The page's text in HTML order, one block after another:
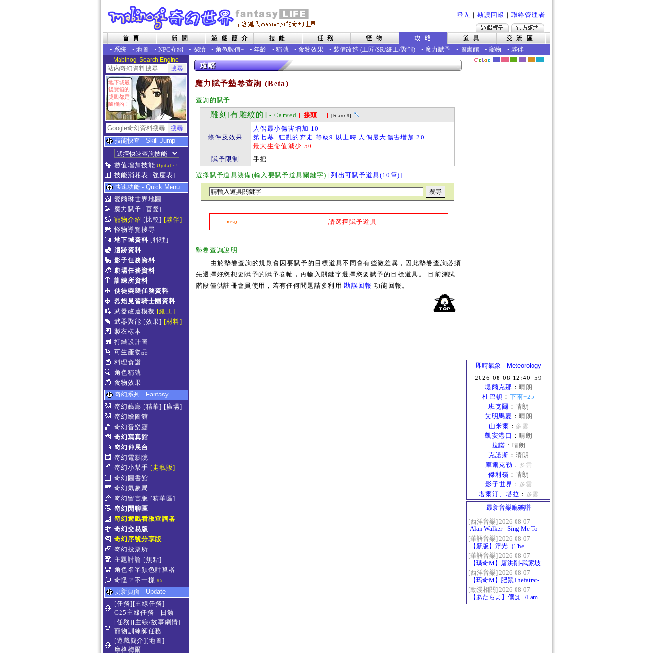
登入 ｜ 勘誤回報 ｜ 聯絡管理者
• 系統 • 地圖 • NPC介紹 • 探險 • 角色數值+ • 年齡 • 稱號 • 食物效果 • 裝備改造 (工匠/SR/細工/聚能) • 魔力賦予 • 圖書館 • 寵物 • 夥伴
Mabinogi Search Engine
地下城最
後寶箱的
獎勵都是
隨機的！
技能快查 - Skill Jump
數值增加技能 Update !
技能消耗表 [強度表]
快速功能 - Quick Menu
愛爾琳世界地圖
魔力賦予 [喜愛]
寵物介紹 [比較] [夥伴]
怪物導覽搜尋
地下城資料 [料理]
遺跡資料
影子任務資料
劇場任務資料
訓練所資料
使徒突襲任務資料
烈焰見習騎士團資料
武器改造模擬 [細工]
武器聚能 [效果] [材料]
製衣樣本
打鐵設計圖
可生產物品
料理食譜
角色稱號
食物效果
奇幻系列 - Fantasy
奇幻藝廊 [精華] [廣場]
奇幻繪圖館
奇幻音樂廳
奇幻寫真館
奇幻伸展台
奇幻電影院
奇幻小幫手 [走私販]
奇幻圖書館
奇幻氣象局
奇幻留言版 [精華區]
奇幻閒聊區
奇幻遊戲看板查詢器
奇幻交易版
奇幻序號分享版
奇幻投票所
主題討論 [焦點]
角色名字顏色計算器
奇怪？不一樣 #5
更新頁面 - Update
[任務][主線任務]
G25主線任務 - 日蝕
[任務][主線/故事劇情]
寵物訓練師任務
[遊戲簡介][地圖]
摩格梅爾
魔力賦予墊卷查詢 (Beta)
查詢的賦予
雕刻[有雕紋的] - Carved [ 接頭 ] [Rank9]
條件及效果
人偶最小傷害增加 10
第七幕: 狂亂的奔走 等級9 以上時 人偶最大傷害增加 20
最大生命值減少 50
賦予限制
手把
選擇賦予道具裝備(輸入要賦予道具關鍵字) [列出可賦予道具(10筆)]
msg. 請選擇賦予道具
墊卷查詢說明
由於墊卷查詢的規則會因要賦予的目標道具不同會有些微差異，因此墊卷查詢必須
先選擇好您想要賦予的賦予卷軸，再輸入關鍵字選擇您要賦予的目標道具。 目前測試
階段僅供註冊會員使用，若有任何問題請多利用勘誤回報 功能回報。
即時氣象 - Meteorology
2026-08-08 12:40~59
堤爾克那 ： 晴朗
杜巴頓 ： 下雨+25
班克爾 ： 晴朗
艾明馬夏 ： 晴朗
山米爾 ： 多雲
凱安港口 ： 晴朗
拉諾 ： 晴朗
克諾斯 ： 晴朗
庫爾克勒 ： 多雲
傑利嶺 ： 晴朗
影子世界 ： 多雲
塔爾汀、塔拉 ： 多雲
最新音樂廳樂譜
[西洋音樂] 2026-08-07
Alan Walker - Sing Me To
Sleep
[華語音樂] 2026-08-07
【新版】浮光（The
History）：六和弦
[華語音樂] 2026-08-07
【瑪奇M】屠洪剛-武家坡
2021
[西洋音樂] 2026-08-07
【玛奇M】肥鼠Thefatrat-
Monody
[動漫相關] 2026-08-07
【あたらよ】僕は.../I am...
（我內心的糟糕念頭/僕の